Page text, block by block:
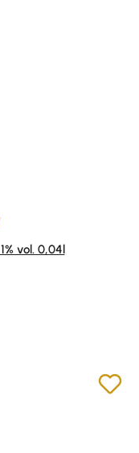
von 5 Sternen
vol. 0,04l